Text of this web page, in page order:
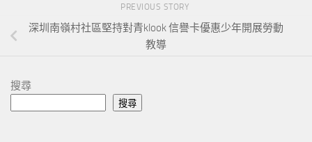
PREVIOUS STORY
深圳南嶺村社區堅持對青klook 信譽卡優惠少年開展勞動
教導
搜尋
搜尋